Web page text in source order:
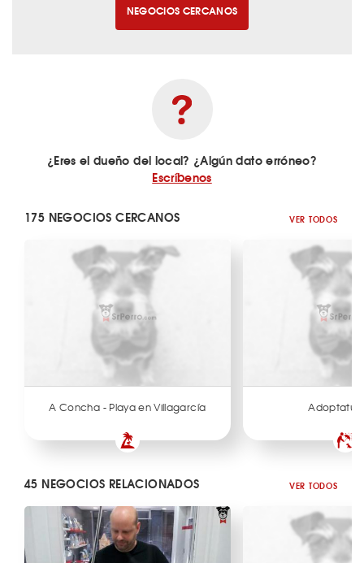
NEGOCIOS CERCANOS
¿Eres el dueño del local? ¿Algún dato erróneo?
Escríbenos
175 NEGOCIOS CERCANOS VER TODOS
A Concha - Playa en Villagarcía
45 NEGOCIOS RELACIONADOS VER TODOS